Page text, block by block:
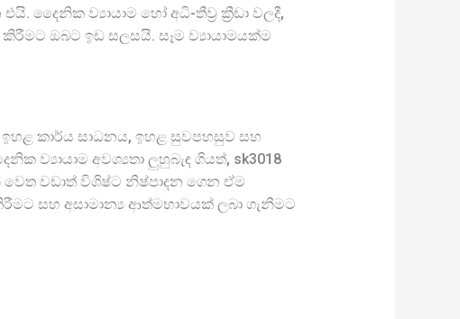
දෛනික ව්‍යායාම හෝ අධි-තීව්‍ර ක්‍රීඩා වලදී,
ඔබට ඉඩ සලසයි. සෑම ව්‍යායාමයක්ම
ඉහළ කාර්ය සාධනය, ඉහළ සුවපහසුව සහ
ව්‍යායාම අවශ්‍යතා ලුහුබැඳ ගියත්, sk3018
වෙත වඩාත් විශිෂ්ට නිෂ්පාදන ගෙන ඒම
සහ අසාමාන්‍ය ආත්මභාවයක් ලබා ගැනීමට